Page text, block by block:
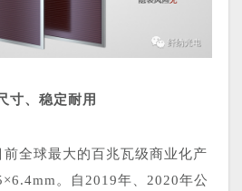
寸、稳定耐用
全球最大的百兆瓦级商业化产
。
自2019年、2020年公